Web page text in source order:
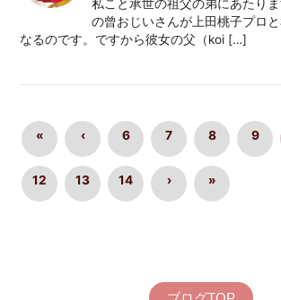
私こと承世の祖父の弟にあたり
の曾おじいさんが上田桃子プロ
なるのです。ですから彼女の父（koi […]
« ‹ 6 7 8 9
12 13 14 › »